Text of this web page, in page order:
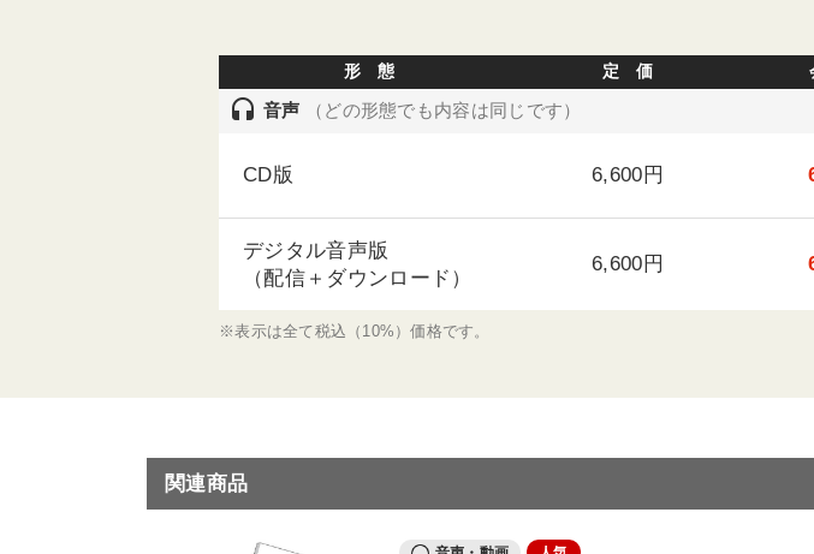
形 態 定 価
headset 音声 （どの形態でも内容は同じです）
CD版 6,600円
デジタル音声版
（配信＋ダウンロード）
6,600円
※表示は全て税込（10%）価格です。
関連商品